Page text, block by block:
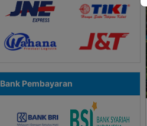
Bank Pembayaran